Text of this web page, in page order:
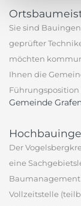
Sie sind
geprüfter
möchten
Ihnen die
Führungsposition
Gemeinde
Der
eine
Baumanagement
Vollzeitstelle